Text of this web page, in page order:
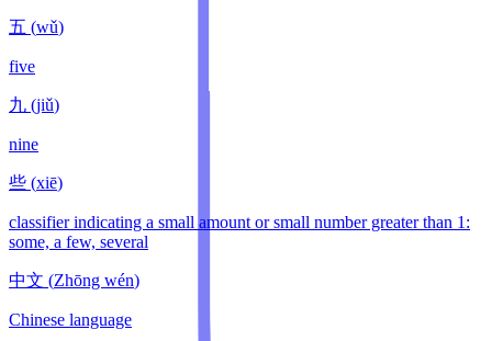
五 (wǔ)
five
九 (jiǔ)
nine
些 (xiē)
classifier indicating a small amount or small number greater than 1:
some, a few, several
中文 (Zhōng wén)
Chinese language